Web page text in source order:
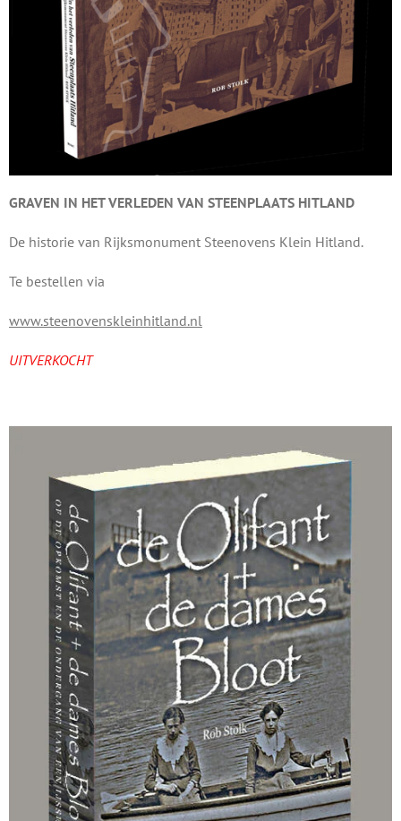
GRAVEN IN HET VERLEDEN VAN STEENPLAATS HITLAND
De historie van Rijksmonument Steenovens Klein Hitland.
Te bestellen via
www.steenovenskleinhitland.nl
UITVERKOCHT